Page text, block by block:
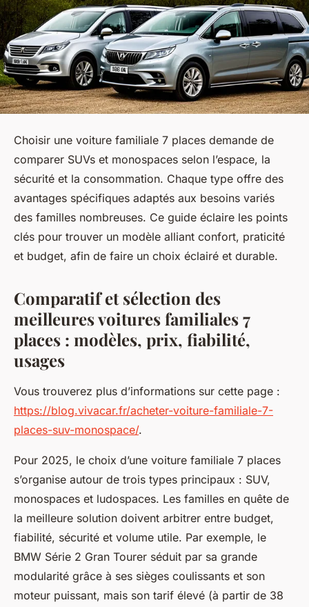
Choisir une voiture familiale 7 places demande de
comparer SUVs et monospaces selon l’espace, la
sécurité et la consommation. Chaque type offre des
avantages spécifiques adaptés aux besoins variés
des familles nombreuses. Ce guide éclaire les points
clés pour trouver un modèle alliant confort, praticité
et budget, afin de faire un choix éclairé et durable.
Comparatif et sélection des
meilleures voitures familiales 7
places : modèles, prix, fiabilité,
usages
Vous trouverez plus d’informations sur cette page :
https://blog.vivacar.fr/acheter-voiture-familiale-7-
places-suv-monospace/.
Pour 2025, le choix d’une voiture familiale 7 places
s’organise autour de trois types principaux : SUV,
monospaces et ludospaces. Les familles en quête de
la meilleure solution doivent arbitrer entre budget,
fiabilité, sécurité et volume utile. Par exemple, le
BMW Série 2 Gran Tourer séduit par sa grande
modularité grâce à ses sièges coulissants et son
moteur puissant, mais son tarif élevé (à partir de 38